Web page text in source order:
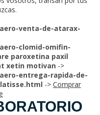
venta-de-atarax-
clomid-omifin-
paroxetina paxil
xetin motivan ->
entrega-rapida-de-
-> Comprar